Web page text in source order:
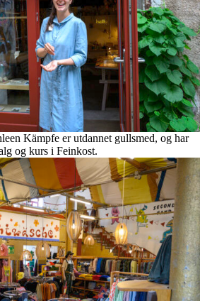
Kämpfe er utdannet gullsmed, og har
og kurs i Feinkost.